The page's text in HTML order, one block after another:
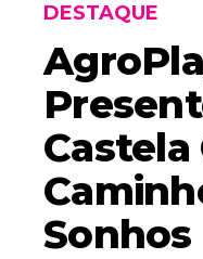
DESTAQUE
Castela
Sonhos